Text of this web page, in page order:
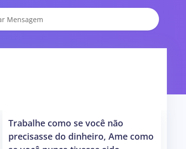
Trabalhe como se você não
precisasse do dinheiro, Ame como